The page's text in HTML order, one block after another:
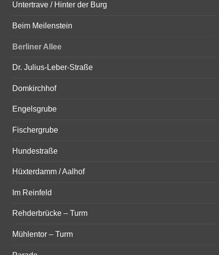
Untertrave / Hinter der Burg
Beim Meilenstein
Berliner Allee
Dr. Julius-Leber-Straße
Domkirchhof
Engelsgrube
Fischergrube
Hundestraße
Hüxterdamm / Aalhof
Im Reinfeld
Rehderbrücke – Turm
Mühlentor – Turm